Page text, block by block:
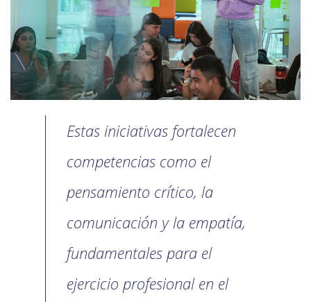
Estas iniciativas fortalecen
competencias como el
pensamiento crítico, la
comunicación y la empatía,
fundamentales para el
ejercicio profesional en el